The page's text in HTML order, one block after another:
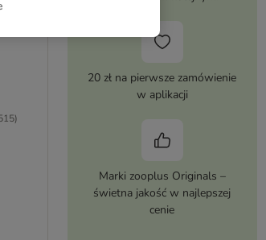
)
20 zł na pierwsze zamówienie
w aplikacji
Marki zooplus Originals –
świetna jakość w najlepszej
cenie